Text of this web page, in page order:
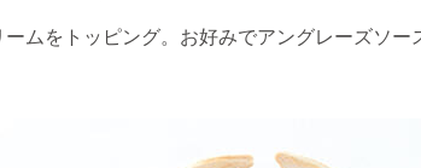
ムをトッピング。お好みでアングレーズソー